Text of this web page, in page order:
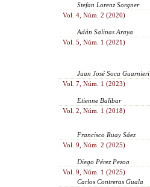
Stefan Lorenz Sorgner
Vol. 4, Núm. 2 (2020)
Adán Salinas Araya
Vol. 5, Núm. 1 (2021)
Juan José Soca Guarnieri
Vol. 7, Núm. 1 (2023)
Etienne Balibar
Vol. 2, Núm. 1 (2018)
Francisco Ruay Sáez
Vol. 9, Núm. 2 (2025)
Diego Pérez Pezoa
Vol. 9, Núm. 1 (2025)
Carlos Contreras Guala